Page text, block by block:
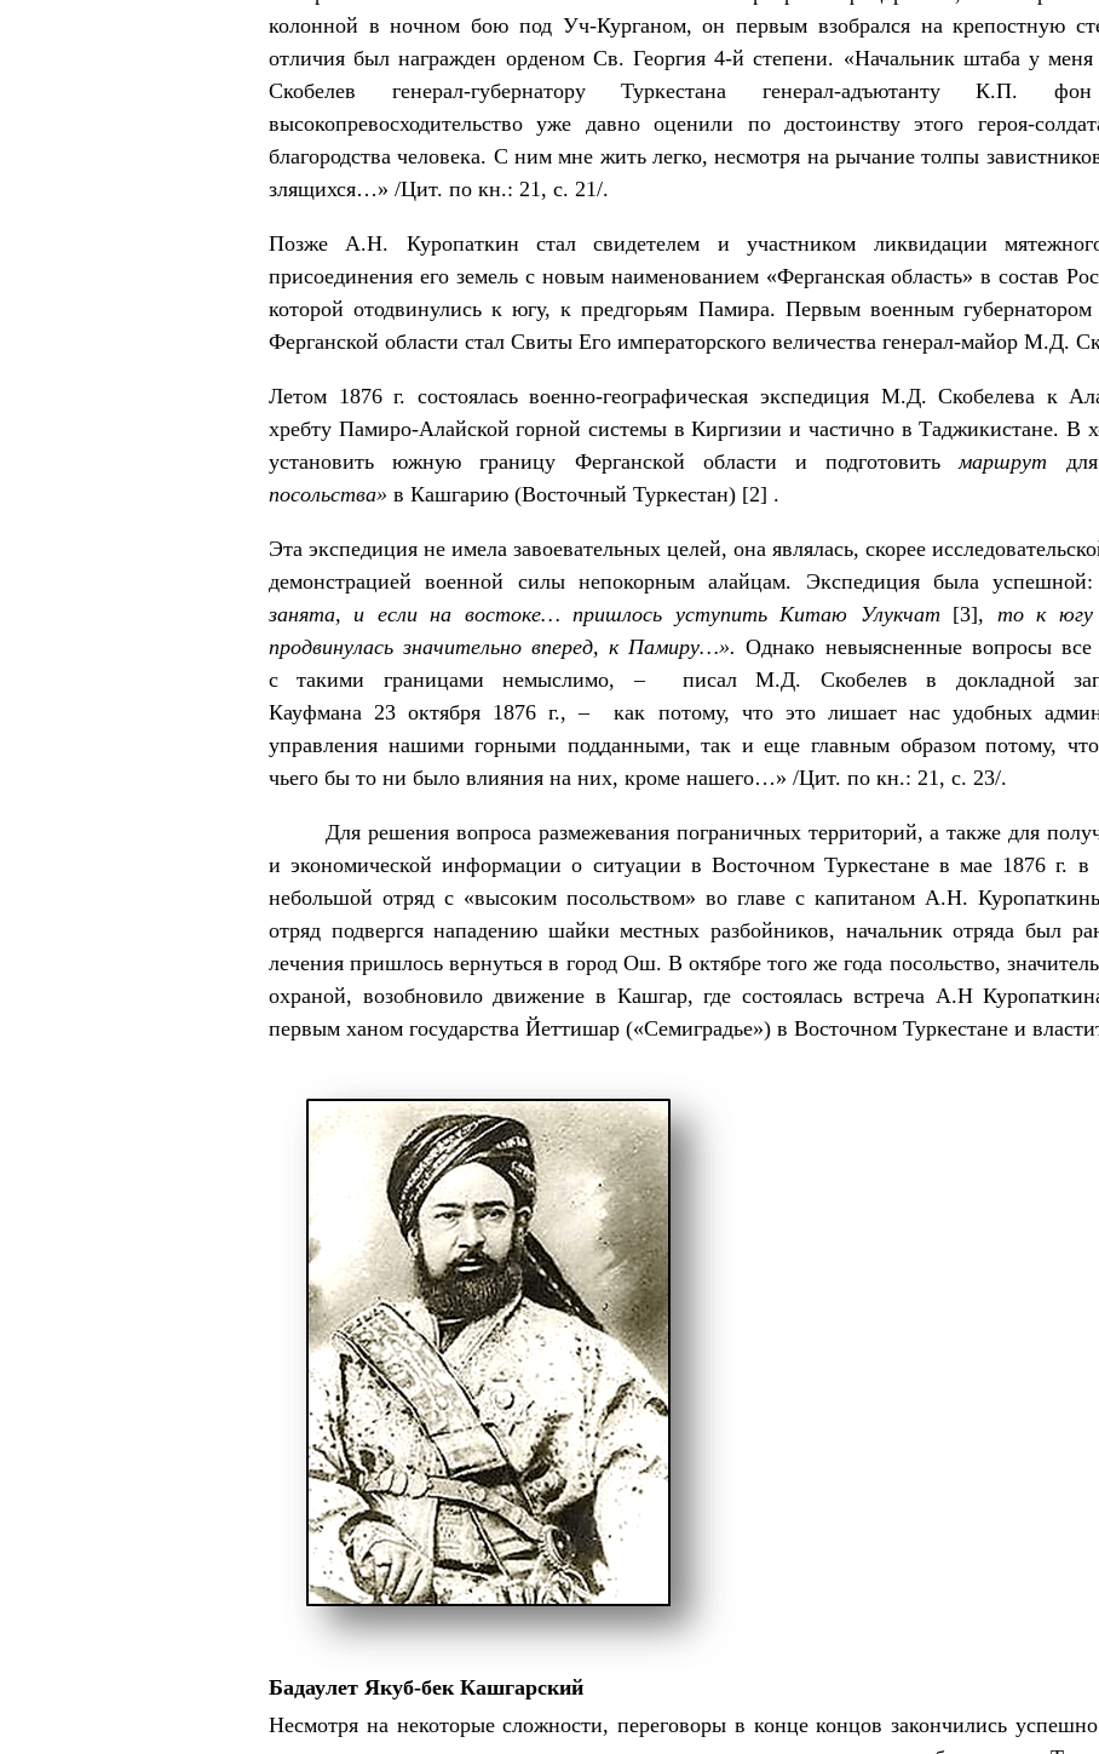
колонной в ночном бою под Уч-Курганом, он первым взобрался на крепостную
отличия был награжден орденом Св. Георгия 4-й степени. «Начальник штаба у
Скобелев генерал-губернатору Туркестана генерал-адъютанту
высокопревосходительство уже давно оценили по достоинству этого
благородства человека. С ним мне жить легко, несмотря на рычание толпы
злящихся…» /Цит. по кн.: 21, с. 21/.
Позже А.Н. Куропаткин стал свидетелем и участником ликвидации
присоединения его земель с новым наименованием «Ферганская область» в состав
которой отодвинулись к югу, к предгорьям Памира. Первым военным
Ферганской области стал Свиты Его императорского величества генерал-майор М.Д.
Летом 1876 г. состоялась военно-географическая экспедиция М.Д. Скобелева к
хребту Памиро-Алайской горной системы в Киргизии и частично в Таджикистане. В
установить южную границу Ферганской области и подготовить маршрут
посольства» в Кашгарию (Восточный Туркестан) [2] .
Эта экспедиция не имела завоевательных целей, она являлась, скорее
демонстрацией военной силы непокорным алайцам. Экспедиция была успешной:
занята, и если на востоке… пришлось уступить Китаю Улукчат [3], то к югу
продвинулась значительно вперед, к Памиру…».Однако невыясненные вопросы
с такими границами немыслимо, – писал М.Д. Скобелев в докладной
Кауфмана 23 октября 1876 г., – как потому, что это лишает нас удобных
управления нашими горными подданными, так и еще главным образом потому,
чьего бы то ни было влияния на них, кроме нашего…» /Цит. по кн.: 21, с. 23/.
Для решения вопроса размежевания пограничных территорий, а также для
и экономической информации о ситуации в Восточном Туркестане в мае 1876 г.
небольшой отряд с «высоким посольством» во главе с капитаном А.Н.
отряд подвергся нападению шайки местных разбойников, начальник отряда был
лечения пришлось вернуться в город Ош. В октябре того же года посольство,
охраной, возобновило движение в Кашгар, где состоялась встреча А.Н
первым ханом государства Йеттишар («Семиградье») в Восточном Туркестане и
Бадаулет Якуб-бек Кашгарский
Несмотря на некоторые сложности, переговоры в конце концов закончились